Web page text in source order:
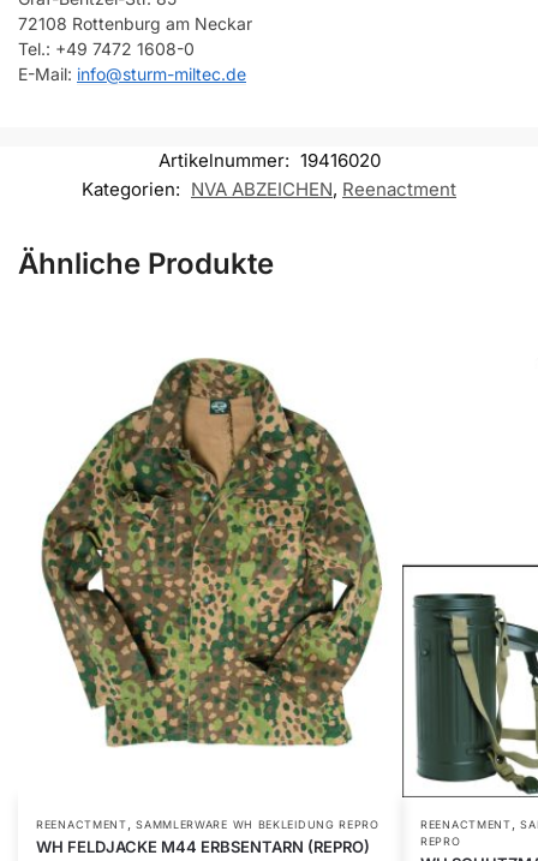
72108 Rottenburg am Neckar
Tel.: +49 7472 1608-0
E-Mail: info@sturm-miltec.de
Artikelnummer: 19416020
Kategorien: NVA ABZEICHEN, Reenactment
Ähnliche Produkte
REENACTMENT,SAMMLERWARE WH BEKLEIDUNG REPRO
WH FELDJACKE M44 ERBSENTARN (REPRO)
Dieses
REENACTMENT,
REPRO